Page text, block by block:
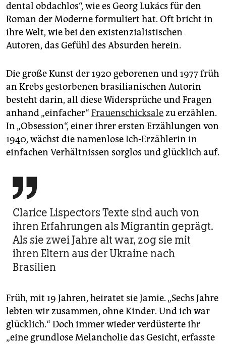
den­tal obdachlos“, wie es ­Georg Lukács für den
Roman der Moderne formuliert hat. Oft bricht in
ihre Welt, wie bei den existenzialistischen
Autoren, das Gefühl des Absurden herein.
Die große Kunst der 1920 geborenen und 1977 früh
an Krebs gestorbenen brasilianischen Autorin
besteht darin, all diese Widersprüche und Fragen
anhand „einfacher“ Frauenschicksalezu erzählen.
In „Obsession“, einer ihrer ersten Erzählungen von
1940, wächst die namenlose Ich-Erzählerin in
einfachen Verhältnissen sorglos und glücklich auf.

Clarice Lispectors Texte sind auch von
ihren Erfahrungen als Migrantin geprägt.
Als sie zwei Jahre alt war, zog sie mit
ihren Eltern aus der Ukraine nach
Brasilien
Früh, mit 19 Jahren, heiratet sie Jamie. „Sechs Jahre
lebten wir zusammen, ohne Kinder. Und ich war
glücklich.“ Doch immer wieder verdüsterte ihr
„eine grundlose Melancholie das Gesicht, erfasste